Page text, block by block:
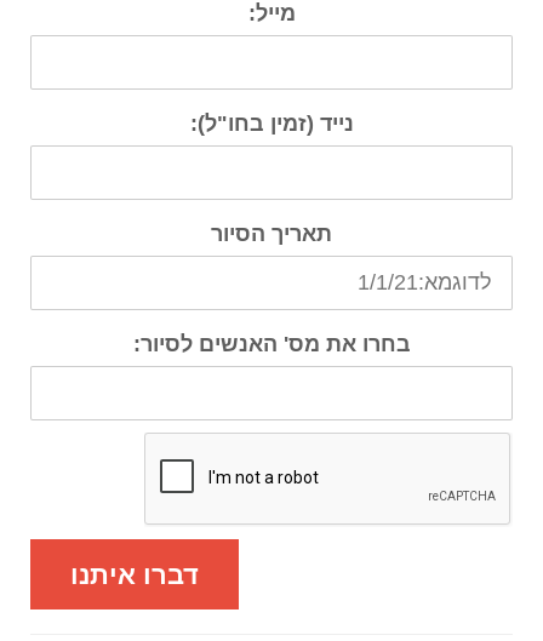
מייל:
נייד (זמין בחו"ל):
תאריך הסיור
בחרו את מס' האנשים לסיור:
דברו איתנו